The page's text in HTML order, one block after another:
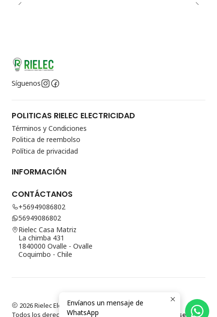
Síguenos
POLITICAS RIELEC ELECTRICIDAD
Términos y Condiciones
Politica de reembolso
Política de privacidad
INFORMACIÓN
CONTÁCTANOS
+56949086802
56949086802
Rielec Casa Matriz
La chimba 431
1840000 Ovalle - Ovalle
Coquimbo - Chile
2026 Rielec Electricidad.
Todos los derechos reservados.
Desarrollado por Jumpseller.
Envíanos un mensaje de
WhatsApp